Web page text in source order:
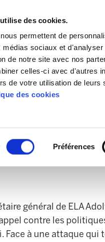
des cookies.
permettent de
médias sociaux et
de notre site avec nos
celles-ci avec d'autres
de votre utilisation de leurs
des cookies
Préférences
le 30 mai
les syndicats LAB,
d'organisations
général de ELA
contre les politique
Face à une attaque qui